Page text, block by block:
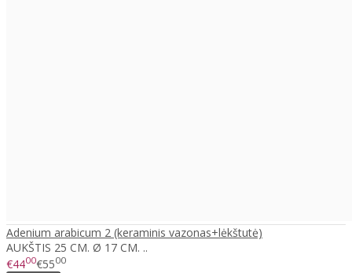
Adenium arabicum 2 (keraminis vazonas+lėkštutė)
AUKŠTIS 25 CM. Ø 17 CM. ..
€4400€5500